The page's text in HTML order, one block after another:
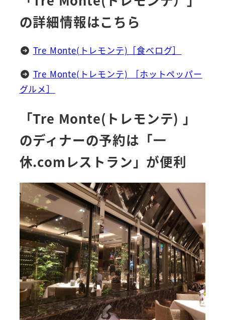
の詳細情報はこちら
Tre Monte(トレモンテ)［食べログ］
Tre Monte(トレモンテ) ［ホットペッパー
グルメ］
「Tre Monte(トレモンテ) 」
のディナーの予約は「一
休.comレストラン」が便利